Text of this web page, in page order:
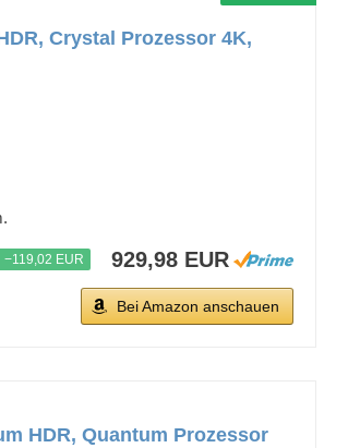
Crystal Prozessor 4K,
−119,02 EUR 929,98 EUR
Bei Amazon anschauen
HDR, Quantum Prozessor